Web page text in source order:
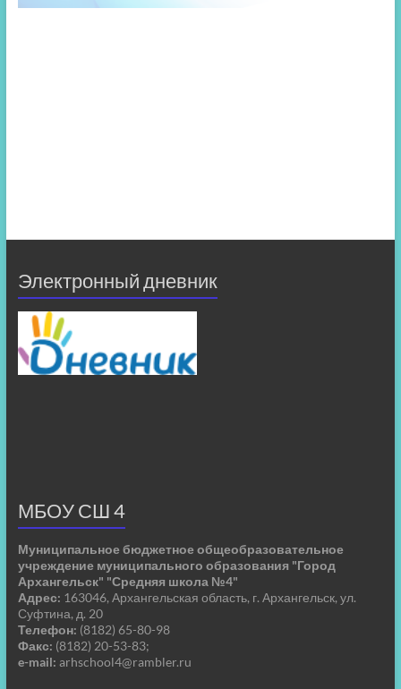
Электронный дневник
МБОУ СШ 4
Муниципальное бюджетное общеобразовательное
учреждение муниципального образования "Город
Архангельск" "Средняя школа №4"
Адрес: 163046, Архангельская область, г. Архангельск, ул.
Суфтина, д. 20
Телефон: (8182) 65-80-98
Факс: (8182) 20-53-83;
e-mail: arhschool4@rambler.ru